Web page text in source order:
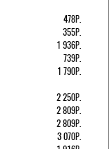
478Р.
355Р.
1 936Р.
739Р.
1 790Р.
2 250Р.
2 809Р.
2 809Р.
3 070Р.